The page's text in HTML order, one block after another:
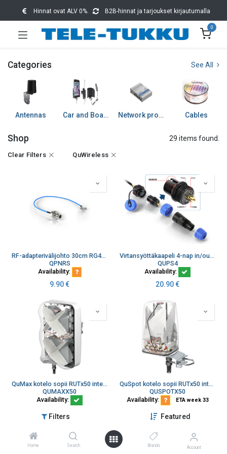
Filters Featured
Home Search Brands Account
Hinnat ovat ALV 0%. B2B-hinnat ja tarjoukset kirjautumalla
0
Categories See All
Antennas Car and Boat accessories Network products Cables
Shop 29 items found.
Clear Filters QuWireless
RF-adapterivälijohto 30cm RG405 N-naarasrunko/RP SMA-uros kulma
QPNRS
Availability:
9.90€
Virtansyöttäkaapeli 4-nap in/out Virta+IO Teltonika, Quspot Qumax
QUPS4
Availability:
20.90€
QuMax kotelo sopii RUTx50 integroitu 4x4 4G/5G +GPS +WLAN
QUMAXX50
Availability:
258.50
QuSpot kotelo sopii RUTx50 integroitu 4x4 4G/5G +GPS +WLAN
QUSPOTX50
Availability:
ETA week 33
223.30